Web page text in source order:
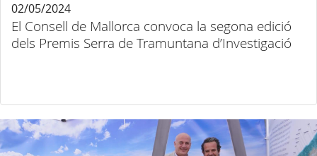
El Consell de Mallorca convoca la segona edició
dels Premis Serra de Tramuntana d’Investigació
02/05/2024